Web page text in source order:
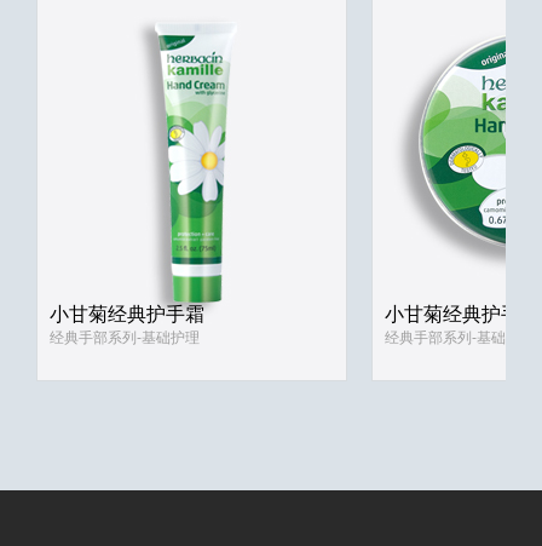
小甘菊经典护手霜
经典手部系列-基础护理
小甘菊经典护手霜
经典手部系列-基础护理